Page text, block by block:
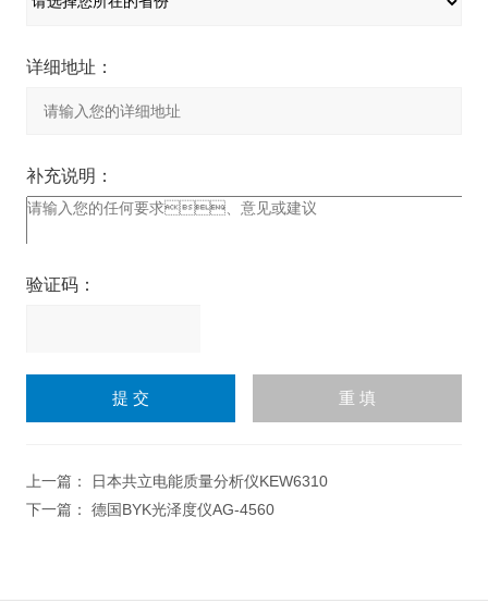
详细地址：
补充说明：
验证码：
上一篇：
日本共立电能质量分析仪KEW6310
下一篇： 德国BYK光泽度仪AG-4560